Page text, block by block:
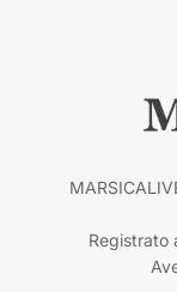
Registrato